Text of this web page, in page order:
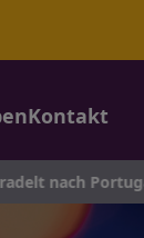
Kontakt